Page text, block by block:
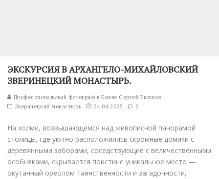
ЭКСКУРСИЯ В АРХАНГЕЛО-МИХАЙЛОВСКИЙ
ЗВЕРИНЕЦКИЙ МОНАСТЫРЬ.
Профессиональный фотограф в Киеве Сергей Рыжков
Зверинецкий монастырь
24.04.2025 0
На холме, возвышающемся над живописной панорамой
столицы, где уютно расположились скромные домики с
деревянными заборами, соседствующие с величественными
особняками, скрывается поистине уникальное место —
окутанный ореолом таинственности и загадочности,